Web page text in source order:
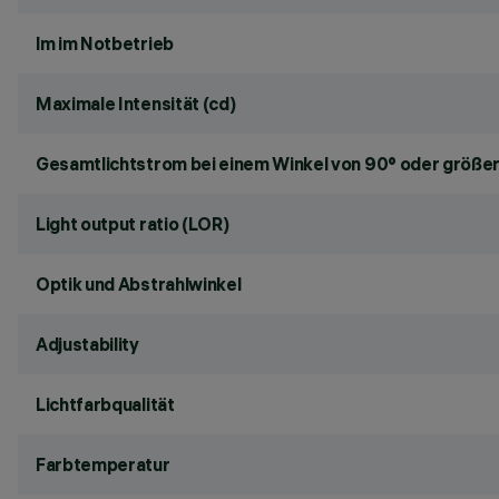
lm im Notbetrieb
Maximale Intensität (cd)
Gesamtlichtstrom bei einem Winkel von 90° oder
Light output ratio (LOR)
Optik und Abstrahlwinkel
Adjustability
Lichtfarbqualität
Farbtemperatur